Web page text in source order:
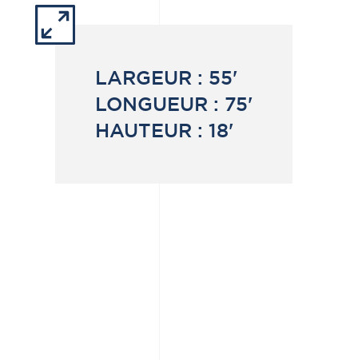
LARGEUR : 55'
LONGUEUR : 75'
HAUTEUR : 18'